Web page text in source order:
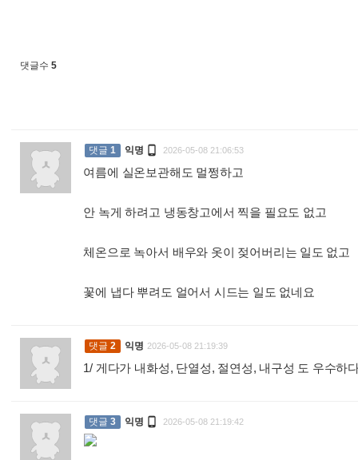
댓글수 5
댓글 1 익명  2026-05-08 21:06:53
여름에 실온보관해도 멀쩡하고
안 녹게 하려고 냉동창고에서 찍을 필요도 없고
체온으로 녹아서 배우와 옷이 젖어버리는 일도 없고
꽃에 냅다 뿌려도 얼어서 시드는 일도 없네요
댓글 2 익명 2026-05-08 21:19:39
1/ 게다가 내화성, 단열성, 절연성, 내구성 도 우수하
댓글 3 익명  2026-05-08 21:19:42